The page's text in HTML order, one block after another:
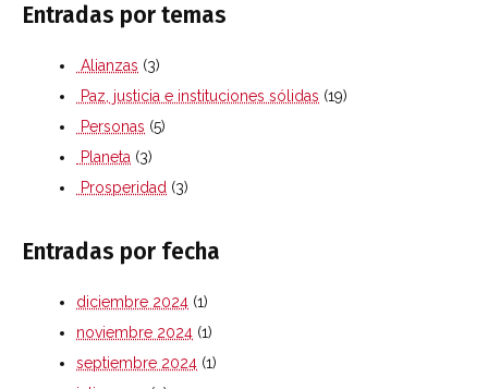
Entradas por temas
Alianzas (3)
Paz, justicia e instituciones sólidas (19)
Personas (5)
Planeta (3)
Prosperidad (3)
Entradas por fecha
diciembre 2024 (1)
noviembre 2024 (1)
septiembre 2024 (1)